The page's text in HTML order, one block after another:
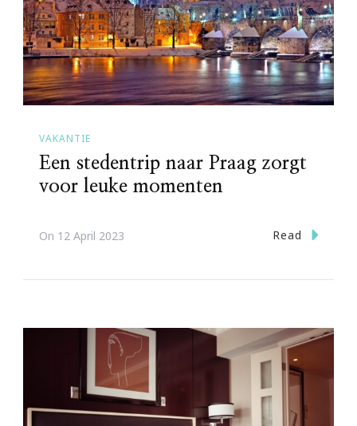
VAKANTIE
Een stedentrip naar Praag zorgt
voor leuke momenten
On 12 April 2023 Read